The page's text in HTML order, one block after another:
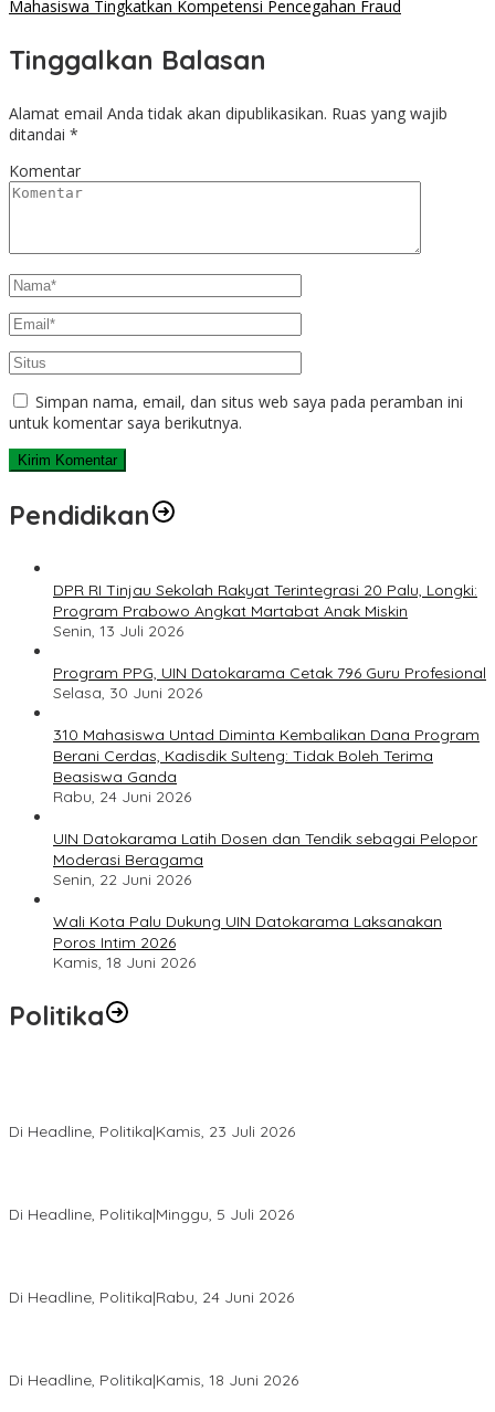
Mahasiswa Tingkatkan Kompetensi Pencegahan Fraud
Tinggalkan Balasan
Alamat email Anda tidak akan dipublikasikan. Ruas yang wajib
ditandai *
Komentar
Simpan nama, email, dan situs web saya pada peramban ini
untuk komentar saya berikutnya.
Pendidikan
DPR RI Tinjau Sekolah Rakyat Terintegrasi 20 Palu, Longki:
Program Prabowo Angkat Martabat Anak Miskin
Senin, 13 Juli 2026
Program PPG, UIN Datokarama Cetak 796 Guru Profesional
Selasa, 30 Juni 2026
310 Mahasiswa Untad Diminta Kembalikan Dana Program
Berani Cerdas, Kadisdik Sulteng: Tidak Boleh Terima
Beasiswa Ganda
Rabu, 24 Juni 2026
UIN Datokarama Latih Dosen dan Tendik sebagai Pelopor
Moderasi Beragama
Senin, 22 Juni 2026
Wali Kota Palu Dukung UIN Datokarama Laksanakan
Poros Intim 2026
Kamis, 18 Juni 2026
Politika
Di Headline, Politika|Kamis, 23 Juli 2026
Di Headline, Politika|Minggu, 5 Juli 2026
Di Headline, Politika|Rabu, 24 Juni 2026
Di Headline, Politika|Kamis, 18 Juni 2026